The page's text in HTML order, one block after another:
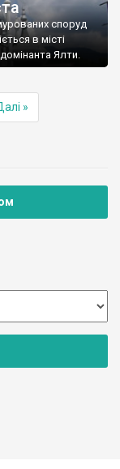
споруд
в місті
Ялти.
»